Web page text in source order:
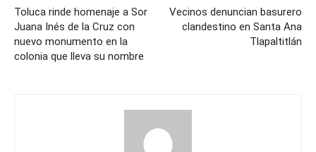
Toluca rinde homenaje a Sor
Juana Inés de la Cruz con
nuevo monumento en la
colonia que lleva su nombre
Vecinos denuncian basurero
clandestino en Santa Ana
Tlapaltitlán